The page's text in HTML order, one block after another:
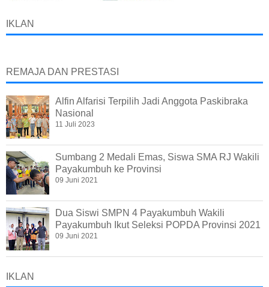
IKLAN
REMAJA DAN PRESTASI
Alfin Alfarisi Terpilih Jadi Anggota Paskibraka
Nasional
11 Juli 2023
Sumbang 2 Medali Emas, Siswa SMA RJ Wakili
Payakumbuh ke Provinsi
09 Juni 2021
Dua Siswi SMPN 4 Payakumbuh Wakili
Payakumbuh Ikut Seleksi POPDA Provinsi 2021
09 Juni 2021
IKLAN